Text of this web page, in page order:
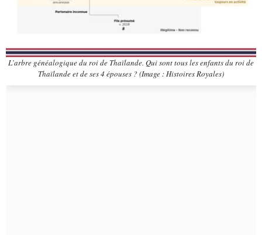
L’arbre généalogique du roi de Thaïlande. Qui sont tous les enfants du roi de
Thaïlande et de ses 4 épouses ? (Image : Histoires Royales)